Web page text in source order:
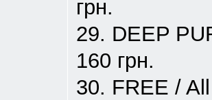
грн.
29. DEEP
160 грн.
30. FREE /